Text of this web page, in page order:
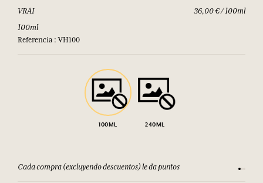
VRAI
100ml
Referencia : VH100
36,00 € / 100ml
100ML 240ML
le da puntos Consulta nuestros T&C